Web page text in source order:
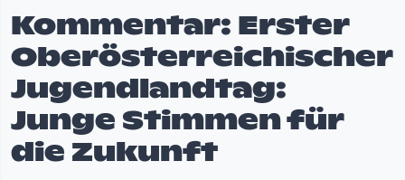
Kommentar: Erster
Oberösterreichischer
Jugendlandtag:
Junge Stimmen für
die Zukunft